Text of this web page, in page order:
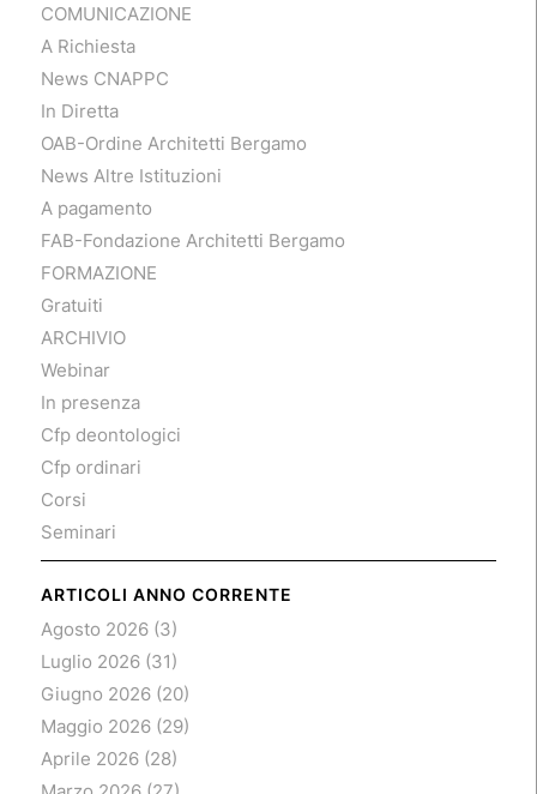
COMUNICAZIONE
A Richiesta
News CNAPPC
In Diretta
OAB-Ordine Architetti Bergamo
News Altre Istituzioni
A pagamento
FAB-Fondazione Architetti Bergamo
FORMAZIONE
Gratuiti
ARCHIVIO
Webinar
In presenza
Cfp deontologici
Cfp ordinari
Corsi
Seminari
ARTICOLI ANNO CORRENTE
Agosto 2026(3)
Luglio 2026(31)
Giugno 2026(20)
Maggio 2026(29)
Aprile 2026(28)